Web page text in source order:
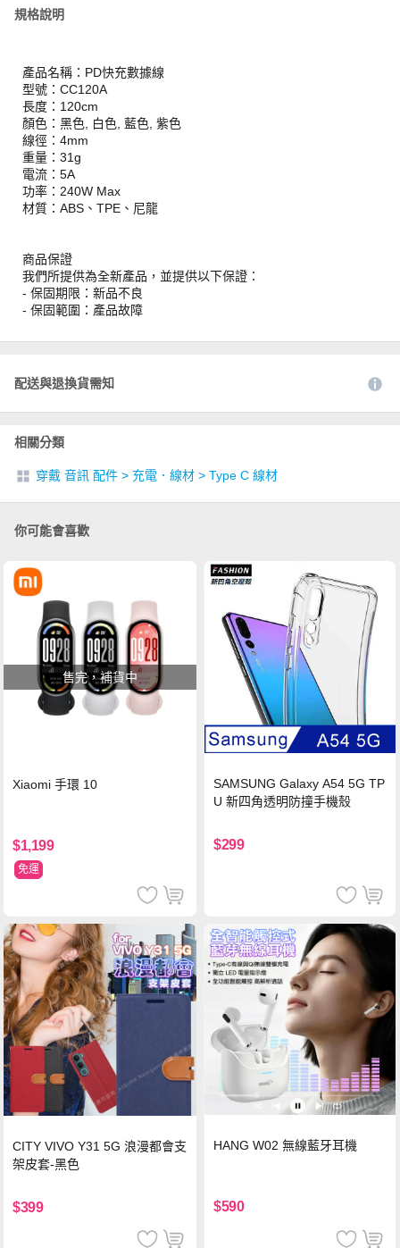
規格說明
產品名稱：PD快充數據線
型號：CC120A
長度：120cm
顏色：黑色, 白色, 藍色, 紫色
線徑：4mm
重量：31g
電流：5A
功率：240W Max
材質：ABS、TPE、尼龍
商品保證
我們所提供為全新產品，並提供以下保證：
- 保固期限：新品不良
- 保固範圍：產品故障
配送與退換貨需知
相關分類
穿戴 音訊 配件 > 充電．線材 > Type C 線材
你可能會喜歡
售完，補貨中
Xiaomi 手環 10
$1,199
免運
SAMSUNG Galaxy A54 5G TP
U 新四角透明防撞手機殼
$299
CITY VIVO Y31 5G 浪漫都會支
架皮套-黑色
$399
HANG W02 無線藍牙耳機
$590